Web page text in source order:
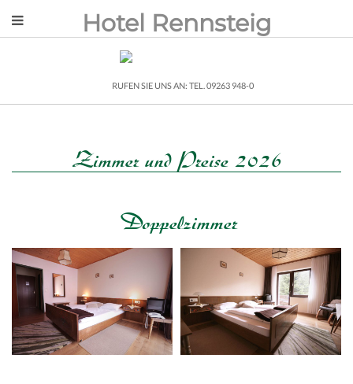
Hotel Rennsteig
RUFEN SIE UNS AN: TEL. 09263 948-0
Zimmer und Preise 2026
Doppelzimmer